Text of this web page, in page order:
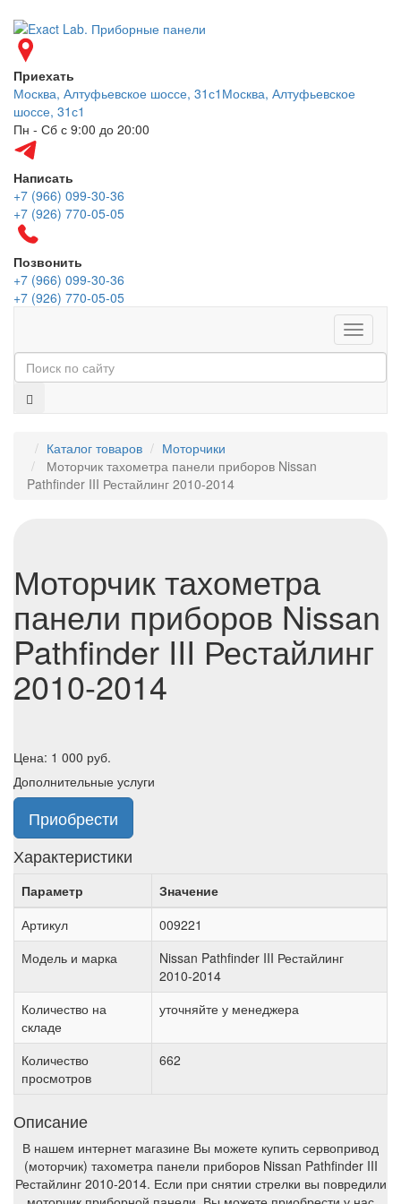
Приехать
Москва, Алтуфьевское шоссе, 31с1 Москва, Алтуфьевское
шоссе, 31с1
Пн - Сб с 9:00 до 20:00
Написать
+7 (966) 099-30-36
+7 (926) 770-05-05
Позвонить
+7 (966) 099-30-36
+7 (926) 770-05-05
Меню
Каталог товаров
Моторчики
Моторчик тахометра панели приборов Nissan
Pathfinder III Рестайлинг 2010-2014
Моторчик тахометра
панели приборов Nissan
Pathfinder III Рестайлинг
2010-2014
Цена: 1 000 руб.
Дополнительные услуги
Приобрести
Характеристики
Параметр
Значение
Артикул
009221
Модель и марка
Nissan Pathfinder III Рестайлинг
2010-2014
Количество на
складе
уточняйте у менеджера
Количество
просмотров
662
Описание
В нашем интернет магазине Вы можете купить сервопривод
(моторчик) тахометра панели приборов Nissan Pathfinder III
Рестайлинг 2010-2014. Если при снятии стрелки вы повредили